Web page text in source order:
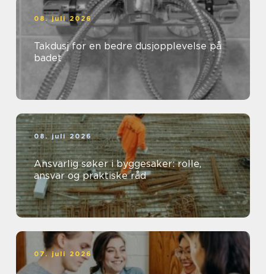
08. juli 2026
Takdusj for en bedre dusjopplevelse på
badet
08. juli 2026
Ansvarlig søker i byggesaker: rolle,
ansvar og praktiske råd
07. juli 2026